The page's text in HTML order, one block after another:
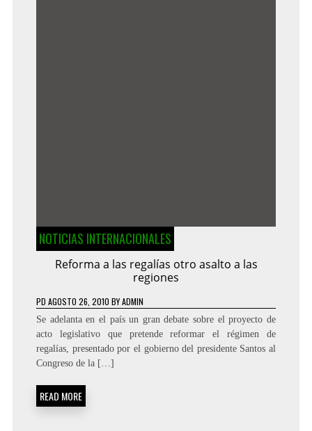
NOTICIAS INTERNACIONALES
Reforma a las regalías otro asalto a las
regiones
PD AGOSTO 26, 2010 BYADMIN
Se adelanta en el país un gran debate sobre el proyecto de
acto legislativo que pretende reformar el régimen de
regalías, presentado por el gobierno del presidente Santos al
Congreso de la […]
READ MORE